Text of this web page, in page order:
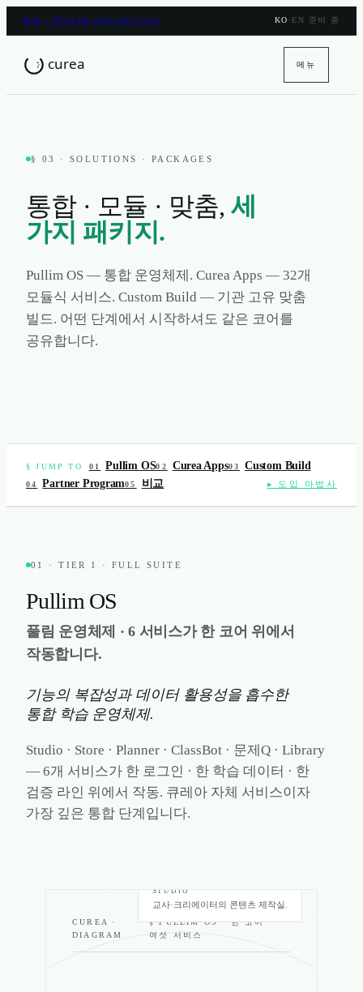
풀림 · PULLIM 2026.06.15 GA KO · EN 준비 중
메뉴
§ 03 · SOLUTIONS · PACKAGES
통합 · 모듈 · 맞춤,세
가지 패키지.
Pullim OS — 통합 운영체제. Curea Apps — 32개
모듈식 서비스. Custom Build — 기관 고유 맞춤
빌드. 어떤 단계에서 시작하셔도 같은 코어를
공유합니다.
§ JUMP TO 01 Pullim OS02 Curea Apps03 Custom Build
04 Partner Program05 비교 ▸ 도입 마법사
01 · TIER 1 · FULL SUITE
Pullim OS
풀림 운영체제 · 6 서비스가 한 코어 위에서
작동합니다.
기능의 복잡성과 데이터 활용성을 흡수한
통합 학습 운영체제.
Studio · Store · Planner · ClassBot · 문제Q · Library
— 6개 서비스가 한 로그인 · 한 학습 데이터 · 한
검증 라인 위에서 작동. 큐레아 자체 서비스이자
가장 깊은 통합 단계입니다.
CUREA ·
DIAGRAM
§ PULLIM OS · 한 코어 ·
여섯 서비스
STUDIO
교사·크리에이터의 콘텐츠 제작실.